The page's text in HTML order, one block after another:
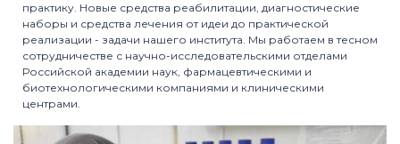
практику. Новые средства реабилитации, диагностические
наборы и средства лечения от идеи до практической
реализации - задачи нашего института. Мы работаем в тесном
сотрудничестве с научно-исследовательскими отделами
Российской академии наук, фармацевтическими и
биотехнологическими компаниями и клиническими
центрами.